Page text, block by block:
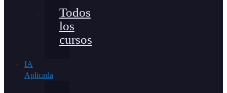
Todos
los
cursos
IA
Aplicada